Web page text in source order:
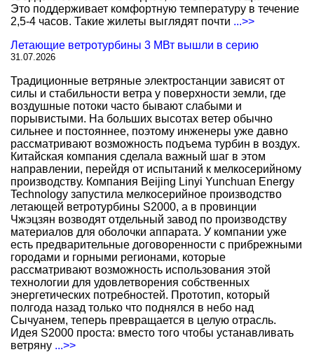
Это поддерживает комфортную температуру в течение
2,5-4 часов. Такие жилеты выглядят почти ...>>
Летающие ветротурбины 3 МВт вышли в серию
31.07.2026
Традиционные ветряные электростанции зависят от
силы и стабильности ветра у поверхности земли, где
воздушные потоки часто бывают слабыми и
порывистыми. На больших высотах ветер обычно
сильнее и постояннее, поэтому инженеры уже давно
рассматривают возможность подъема турбин в воздух.
Китайская компания сделала важный шаг в этом
направлении, перейдя от испытаний к мелкосерийному
производству. Компания Beijing Linyi Yunchuan Energy
Technology запустила мелкосерийное производство
летающей ветротурбины S2000, а в провинции
Чжэцзян возводят отдельный завод по производству
материалов для оболочки аппарата. У компании уже
есть предварительные договоренности с прибрежными
городами и горными регионами, которые
рассматривают возможность использования этой
технологии для удовлетворения собственных
энергетических потребностей. Прототип, который
полгода назад только что поднялся в небо над
Сычуанем, теперь превращается в целую отрасль.
Идея S2000 проста: вместо того чтобы устанавливать
ветряну ...>>